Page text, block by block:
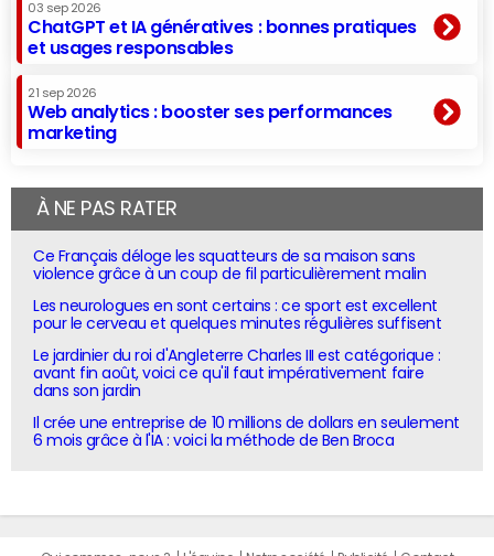
03 sep 2026
ChatGPT et IA génératives : bonnes pratiques
et usages responsables
21 sep 2026
Web analytics : booster ses performances
marketing
À NE PAS RATER
Ce Français déloge les squatteurs de sa maison sans
violence grâce à un coup de fil particulièrement malin
Les neurologues en sont certains : ce sport est excellent
pour le cerveau et quelques minutes régulières suffisent
Le jardinier du roi d'Angleterre Charles III est catégorique :
avant fin août, voici ce qu'il faut impérativement faire
dans son jardin
Il crée une entreprise de 10 millions de dollars en seulement
6 mois grâce à l'IA : voici la méthode de Ben Broca